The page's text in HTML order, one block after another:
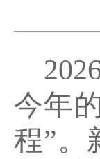
今年
程”。